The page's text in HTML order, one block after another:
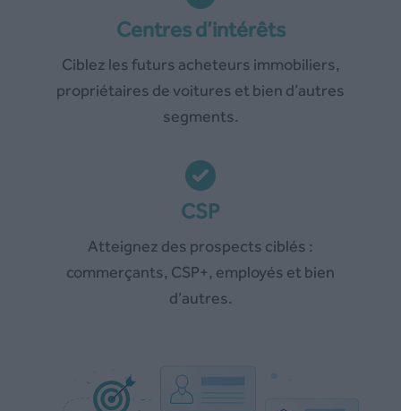
Centres d’intérêts
Ciblez les futurs acheteurs immobiliers,
propriétaires de voitures et bien d’autres
segments.
CSP
Atteignez des prospects ciblés :
commerçants, CSP+, employés et bien
d’autres.